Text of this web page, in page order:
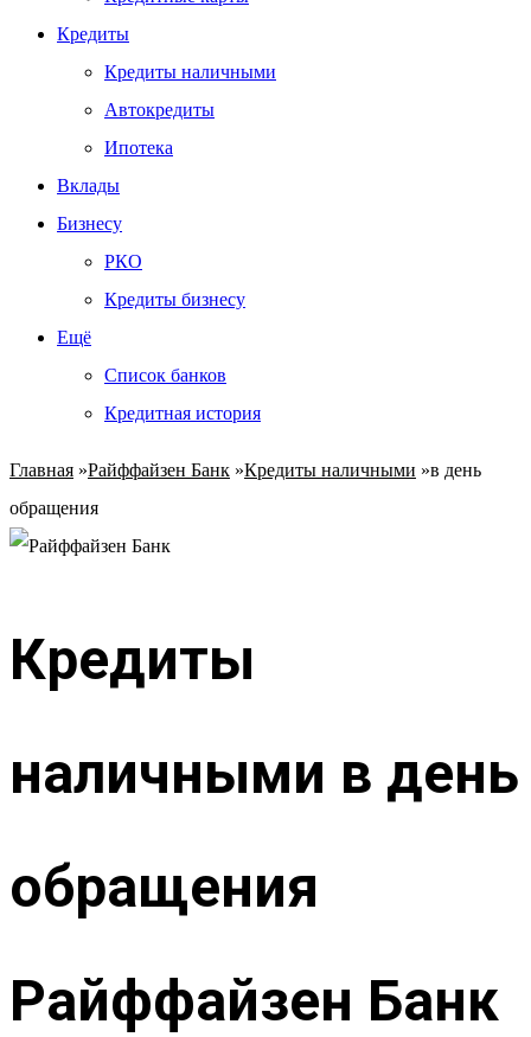
Кредиты
Кредиты наличными
Автокредиты
Ипотека
Вклады
Бизнесу
РКО
Кредиты бизнесу
Ещё
Список банков
Кредитная история
Главная »Райффайзен Банк »Кредиты наличными »в день
обращения
Кредиты
наличными в день
обращения
Райффайзен Банк